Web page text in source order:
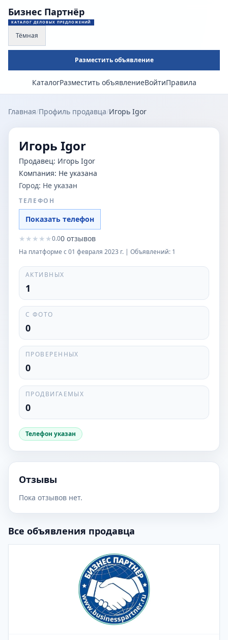
Бизнес Партнёр
КАТАЛОГ ДЕЛОВЫХ ПРЕДЛОЖЕНИЙ
Тёмная
Разместить объявление
КаталогРазместить объявлениеВойтиПравила
Главная/Профиль продавца/Игорь Igor
Игорь Igor
Продавец: Игорь Igor
Компания: Не указана
Город: Не указан
ТЕЛЕФОН
Показать телефон
★ ★ ★ ★ ★0.00 отзывов
На платформе с01 февраля 2023 г. | Объявлений: 1
АКТИВНЫХ
1
С ФОТО
0
ПРОВЕРЕННЫХ
0
ПРОДВИГАЕМЫХ
0
Телефон указан
Отзывы
Пока отзывов нет.
Все объявления продавца